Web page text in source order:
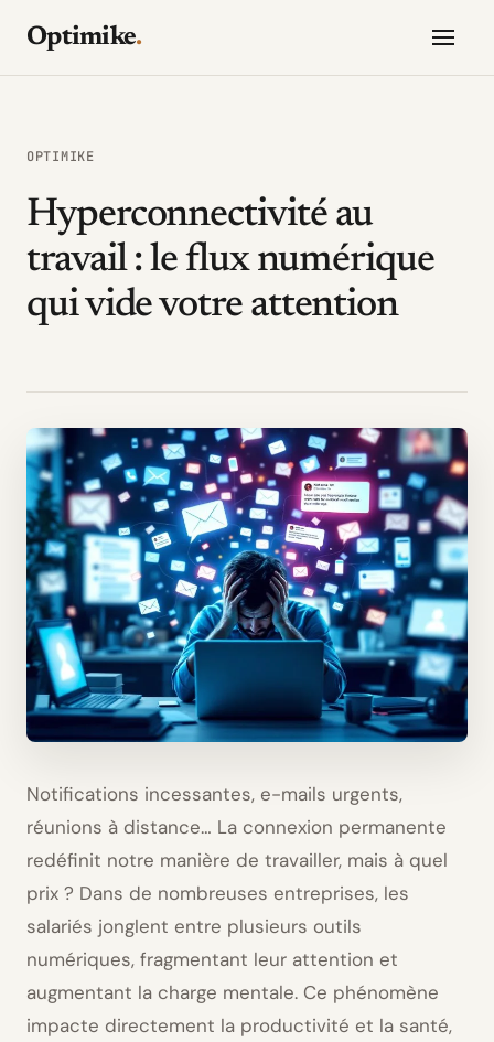
Optimike.
OPTIMIKE
Hyperconnectivité au
travail : le flux numérique
qui vide votre attention
Notifications incessantes, e-mails urgents,
réunions à distance… La connexion permanente
redéfinit notre manière de travailler, mais à quel
prix ? Dans de nombreuses entreprises, les
salariés jonglent entre plusieurs outils
numériques, fragmentant leur attention et
augmentant la charge mentale. Ce phénomène
impacte directement la productivité et la santé,